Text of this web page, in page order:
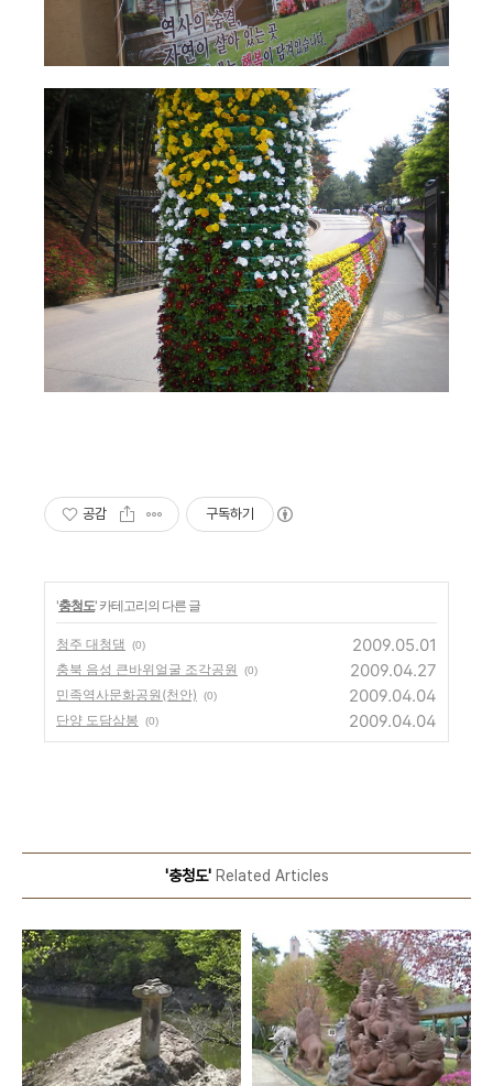
공감 구독하기
'충청도' 카테고리의 다른 글
청주 대청댐 (0) 2009.05.01
충북 음성 큰바위얼굴 조각공원 (0) 2009.04.27
민족역사문화공원(천안) (0) 2009.04.04
단양 도담삼봉 (0) 2009.04.04
'충청도'Related Articles